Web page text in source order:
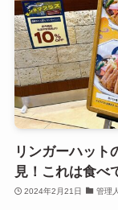
リンガーハット
見！これは食べ
2024年2月21日 管理